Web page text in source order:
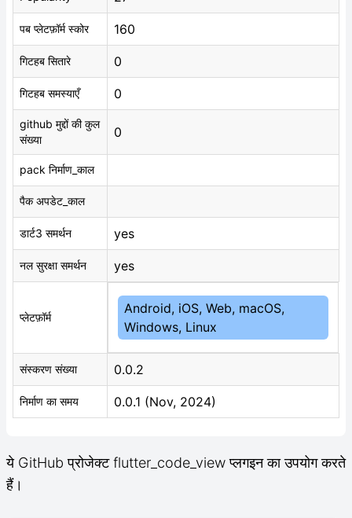
पब प्लेटफ़ॉर्म स्कोर 160
गिटहब सितारे 0
गिटहब समस्याएँ 0
github मुद्दों की कुल
संख्या
0
pack निर्माण_काल
पैक अपडेट_काल
डार्ट3 समर्थन yes
नल सुरक्षा समर्थन yes
प्लेटफ़ॉर्म
Android, iOS, Web, macOS,
Windows, Linux
संस्करण संख्या 0.0.2
निर्माण का समय 0.0.1 (Nov, 2024)
ये GitHub प्रोजेक्ट flutter_code_view प्लगइन का उपयोग करते
हैं।